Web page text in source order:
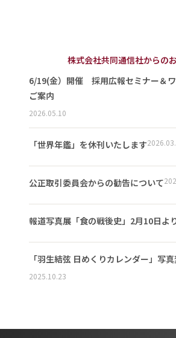
株式会社共同通信社からの
6/19(金）開催 採用広報セミナー＆
ご案内
2026.05.10
「世界年鑑」を休刊いたします
公正取引委員会からの勧告について
報道写真展「食の戦後史」2月10日よ
「羽生結弦 日めくりカレンダー」写
2025.10.23